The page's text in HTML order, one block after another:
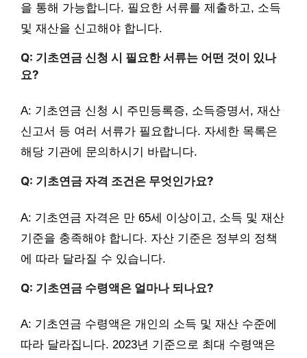
을 통해 가능합니다. 필요한 서류를 제출하고, 소득
및 재산을 신고해야 합니다.
Q: 기초연금 신청 시 필요한 서류는 어떤 것이 있나
요?
A: 기초연금 신청 시 주민등록증, 소득증명서, 재산
신고서 등 여러 서류가 필요합니다. 자세한 목록은
해당 기관에 문의하시기 바랍니다.
Q: 기초연금 자격 조건은 무엇인가요?
A: 기초연금 자격은 만 65세 이상이고, 소득 및 재산
기준을 충족해야 합니다. 자산 기준은 정부의 정책
에 따라 달라질 수 있습니다.
Q: 기초연금 수령액은 얼마나 되나요?
A: 기초연금 수령액은 개인의 소득 및 재산 수준에
따라 달라집니다. 2023년 기준으로 최대 수령액은